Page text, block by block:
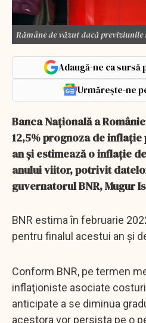
Rămâne de văzut dacă previziunile
Adaugă-ne ca sursă
Urmărește-ne
Banca Naţională a
12,5% prognoza de
an şi estimează o inflaţie
anului viitor, potrivit
guvernatorul BNR, Mugur
BNR estima în februarie
pentru finalul acestui an şi
Conform BNR, pe termen
inflaţioniste asociate
anticipate a se diminua
acestora vor persista pe o